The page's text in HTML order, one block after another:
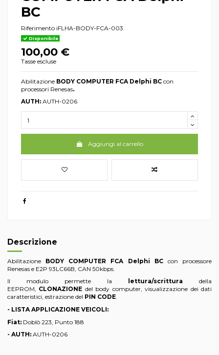
BC
Riferimento iFLHA-BODY-FCA-003
Disponibile
100,00 €
Tasse escluse
Abilitazione BODY COMPUTER FCA Delphi BC con
processori Renesas.
AUTH: AUTH-0206
Aggiungi al carrello
Descrizione
Abilitazione BODY COMPUTER FCA Delphi BC con processore
Renesas e E2P 93LC66B, CAN 50kbps.
Il modulo permette la
lettura/scrittura della
EEPROM, CLONAZIONE del body computer, visualizzazione dei dati
caratteristici, estrazione del PIN CODE.
- LISTA APPLICAZIONE VEICOLI:
Fiat: Doblò 223, Punto 188
- AUTH: AUTH-0206